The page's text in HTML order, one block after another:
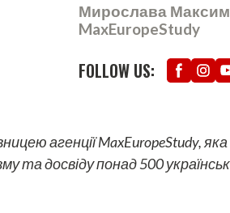
Мирослава
MaxEuropeStudy
FOLLOW US:
агенції MaxEuropeStudy,
та досвіду понад 500